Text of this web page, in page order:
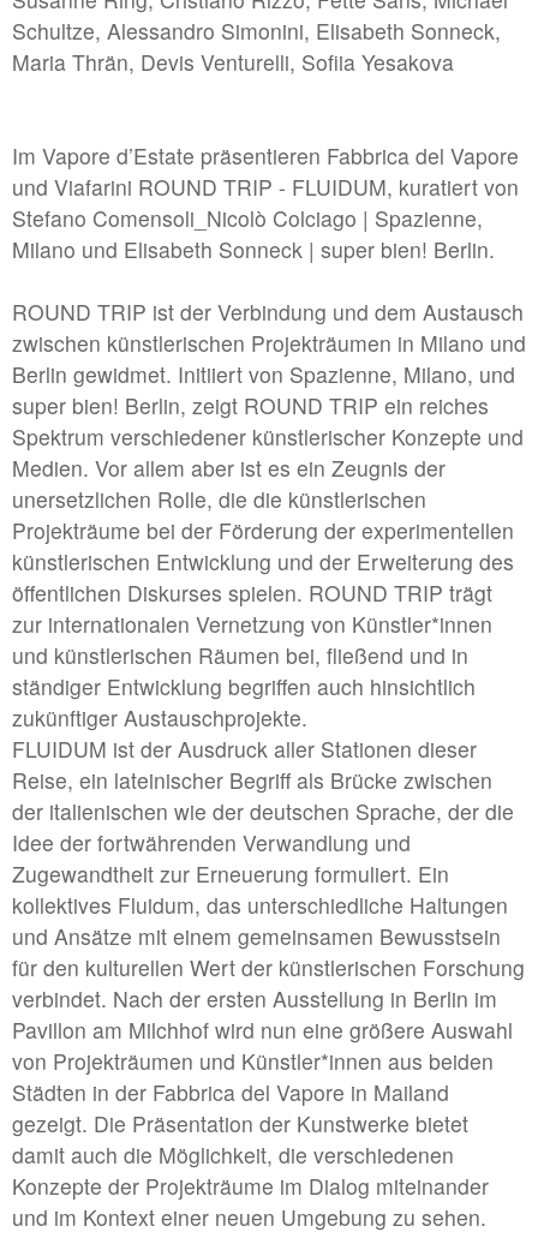
#0 | 2023 Umbau
#8 | 2023 Ricarda Hoop
#7 | 2022 Hannah Rath
#6 | 2022 Max Brück - Projectspacefestival
#4 | 2022 Constantin Hartenstein
#3 | 2022 Maulwerker & Steffi Weismann
#2 | 2022 Anna Bochkova
#1 | 2022 Christophe Constantin
//related to limit
#8 | 2021 Michael A. Robinson
#7 | 2021 Stefano Comensoli_Nicolò Colciago
#6 | 2021 Renata Rara Kaminska
#5 | 2021 Birgit Schlieps
#4 | 2021 Ruth Baettig
#3 | 2021 Peter Welz
#2 | 2021 Sêma Bekirović
#1 | 2021 RCO
//related to construction
#7 | 2020 Marten Schech
#6 | 2020 Monika Grzymala
#5 | 2020 Gaby Taplick
#4 | 2020 Jason Gringler
#3 | 2020 Lucio Auri
#2 | 2020 Patricia Sandonis
Schultze, Alessandro Simonini, Elisabeth Sonneck,
Maria Thrän, Devis Venturelli, Sofiia Yesakova
Im Vapore d’Estate präsentieren Fabbrica del Vapore
und Viafarini ROUND TRIP - FLUIDUM, kuratiert von
Stefano Comensoli_Nicolò Colciago | Spazienne,
Milano und Elisabeth Sonneck | super bien! Berlin.
ROUND TRIP ist der Verbindung und dem Austausch
zwischen künstlerischen Projekträumen in Milano und
Berlin gewidmet. Initiiert von Spazienne, Milano, und
super bien! Berlin, zeigt ROUND TRIP ein reiches
Spektrum verschiedener künstlerischer Konzepte und
Medien. Vor allem aber ist es ein Zeugnis der
unersetzlichen Rolle, die die künstlerischen
Projekträume bei der Förderung der experimentellen
künstlerischen Entwicklung und der Erweiterung des
öffentlichen Diskurses spielen. ROUND TRIP trägt
zur internationalen Vernetzung von Künstler*innen
und künstlerischen Räumen bei, fließend und in
ständiger Entwicklung begriffen auch hinsichtlich
zukünftiger Austauschprojekte.
FLUIDUM ist der Ausdruck aller Stationen dieser
Reise, ein lateinischer Begriff als Brücke zwischen
der italienischen wie der deutschen Sprache, der die
Idee der fortwährenden Verwandlung und
Zugewandtheit zur Erneuerung formuliert. Ein
kollektives Fluidum, das unterschiedliche Haltungen
und Ansätze mit einem gemeinsamen Bewusstsein
für den kulturellen Wert der künstlerischen Forschung
verbindet. Nach der ersten Ausstellung in Berlin im
Pavillon am Milchhof wird nun eine größere Auswahl
von Projekträumen und Künstler*innen aus beiden
Städten in der Fabbrica del Vapore in Mailand
gezeigt. Die Präsentation der Kunstwerke bietet
damit auch die Möglichkeit, die verschiedenen
Konzepte der Projekträume im Dialog miteinander
und im Kontext einer neuen Umgebung zu sehen.